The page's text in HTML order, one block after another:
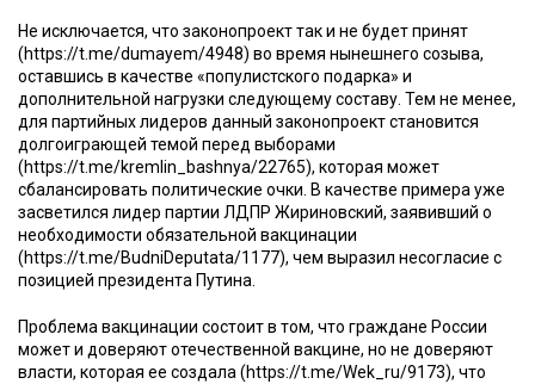
Не исключается, что законопроект так и не будет принят
(https://t.me/dumayem/4948) во время нынешнего созыва,
оставшись в качестве «популистского подарка» и
дополнительной нагрузки следующему составу. Тем не менее,
для партийных лидеров данный законопроект становится
долгоиграющей темой перед выборами
(https://t.me/kremlin_bashnya/22765), которая может
сбалансировать политические очки. В качестве примера уже
засветился лидер партии ЛДПР Жириновский, заявивший о
необходимости обязательной вакцинации
(https://t.me/BudniDeputata/1177), чем выразил несогласие с
позицией президента Путина.
Проблема вакцинации состоит в том, что граждане России
может и доверяют отечественной вакцине, но не доверяют
власти, которая ее создала (https://t.me/Wek_ru/9173), что